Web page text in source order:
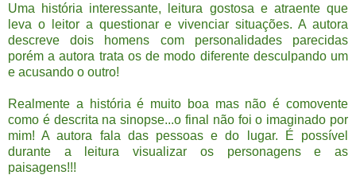
Uma história interessante, leitura gostosa e atraente que
leva o leitor a questionar e vivenciar situações. A autora
descreve dois homens com personalidades parecidas
porém a autora trata os de modo diferente desculpando um
e acusando o outro!
Realmente a história é muito boa mas não é comovente
como é descrita na sinopse...o final não foi o imaginado por
mim! A autora fala das pessoas e do lugar. É possível
durante a leitura visualizar os personagens e as
paisagens!!!